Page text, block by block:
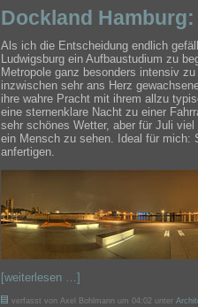
Dockland
Als ich die Entscheidung endlich
Ludwigsburg ein Aufbaustudium zu
Metropole ganz besonders intensiv
inzwischen sehr ans Herz
ihre wahre Pracht mit ihrem allzu
eine sternenklare Nacht zu einer
sehr schönes Wetter, aber für Juli
ein Mensch zu sehen. Ideal für mich:
anfertigen.
[weiterlesen …]
verfasst von Axel Bohlmann um 04:02 unter